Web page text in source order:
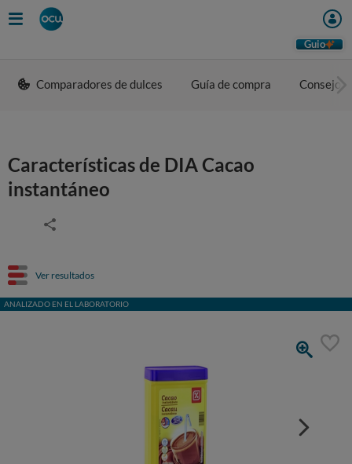
Guio
Comparadores de dulces Guía de compra Consejos
Características de DIA Cacao
instantáneo
Ver resultados
ANALIZADO EN EL LABORATORIO